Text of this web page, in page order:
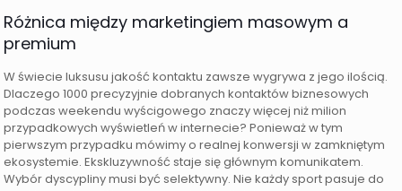
Różnica między marketingiem masowym a
premium
W świecie luksusu jakość kontaktu zawsze wygrywa z jego ilością.
Dlaczego 1000 precyzyjnie dobranych kontaktów biznesowych
podczas weekendu wyścigowego znaczy więcej niż milion
przypadkowych wyświetleń w internecie? Ponieważ w tym
pierwszym przypadku mówimy o realnej konwersji w zamkniętym
ekosystemie. Ekskluzywność staje się głównym komunikatem.
Wybór dyscypliny musi być selektywny. Nie każdy sport pasuje do